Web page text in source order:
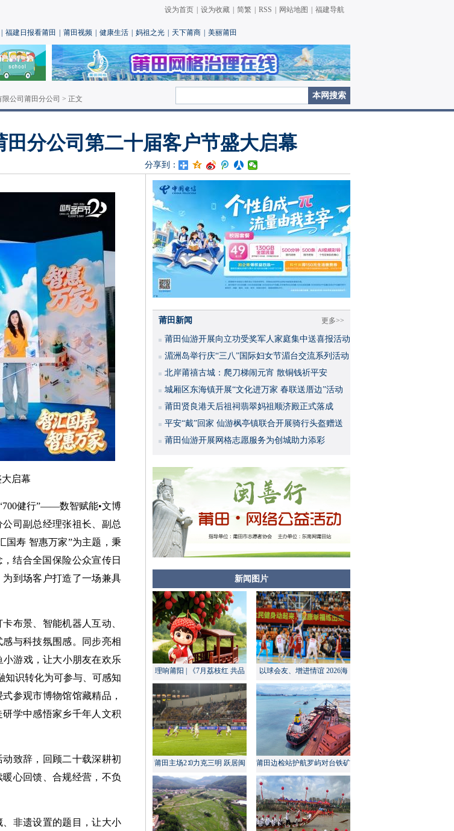
设为首页 设为收藏 简繁 RSS 网站地图 福建导航
福建日报看莆田 莆田视频 健康生活 妈祖之光 天下莆商 美丽莆田
公司莆田分公司 > 正文
分公司第二十届客户节盛大启幕
分享到：
启幕
健行”——数智赋能•文博
司副总经理张祖长、副总
国寿 智惠万家”为主题，秉
结合全国保险公众宣传日
到场客户打造了一场兼具
布景、智能机器人互动、
与科技氛围感。同步亮相
小游戏，让大小朋友在欢乐
知识转化为可参与、可感知
参观市博物馆馆藏精品，
学中感悟家乡千年人文积
致辞，回顾二十载深耕初
心回馈、合规经营，不负
非遗设置的题目，让大小
更多>>
莆田新闻
莆田仙游开展向立功受奖军人家庭集中送喜报活动
湄洲岛举行庆“三八”国际妇女节湄台交流系列活动
北岸莆禧古城：爬刀梯闹元宵 散铜钱祈平安
城厢区东海镇开展“文化进万家 春联送厝边”活动
莆田贤良港天后祖祠翡翠妈祖顺济殿正式落成
平安“戴”回家 仙游枫亭镇联合开展骑行头盔赠送
活动
莆田仙游开展网格志愿服务为创城助力添彩
新闻图片
理响莆阳 | 《7月荔枝红 共品
莆田甜》
以球会友、增进情谊 2026海
峡两岸大学生篮球赛在莆田开
幕
莆田主场2∶0力克三明 跃居闽
超积分榜第四
莆田边检站护航罗屿对台铁矿
中转量同比增长超60%